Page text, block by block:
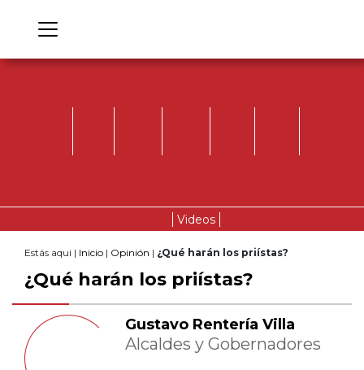
Videos
Estás aqui | Inicio | Opinión | ¿Qué harán los priístas?
¿Qué harán los priístas?
Gustavo Rentería Villa
Alcaldes y Gobernadores